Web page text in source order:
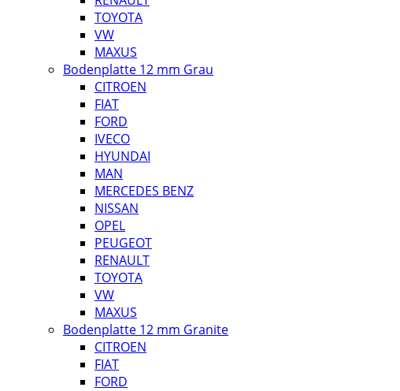
TOYOTA
VW
MAXUS
Bodenplatte 12 mm Grau
CITROEN
FIAT
FORD
IVECO
HYUNDAI
MAN
MERCEDES BENZ
NISSAN
OPEL
PEUGEOT
RENAULT
TOYOTA
VW
MAXUS
Bodenplatte 12 mm Granite
CITROEN
FIAT
FORD